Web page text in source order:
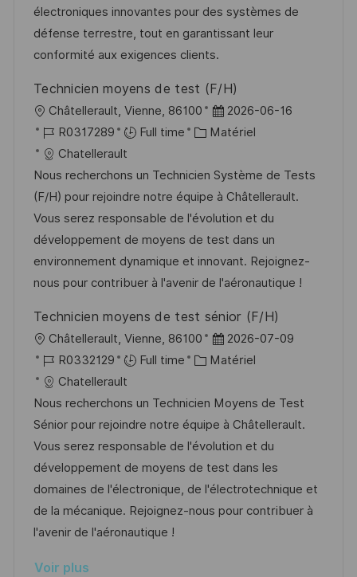
a
t
i
n
f
f
i
h
a
g
n
c
e
u
p
o
s
t
e
r
i
e
électroniques innovantes pour des systèmes de
défense terrestre, tout en garantissant leur
conformité aux exigences clients.
Technicien moyens de test (F/H)
o
c
a
l
i
s
a
t
o
n
Châtellerault, Vienne, 86100
D
a
e
d
’
a
f
f
c
h
a
e
2026-06-16
R
é
f
é
r
e
n
c
d
u
p
o
s
t
e
R0317289 Full time
C
t
é
g
o
r
i
Matériel
Chatellerault
Nous recherchons un Technicien Système de Tests
(F/H) pour rejoindre notre équipe à Châtellerault.
Vous serez responsable de l'évolution et du
développement de moyens de test dans un
environnement dynamique et innovant. Rejoignez-
nous pour contribuer à l'avenir de l'aéronautique !
Technicien moyens de test sénior (F/H)
o
c
a
l
i
s
a
t
i
Châtellerault, Vienne, 86100
D
a
e
d
’
a
f
f
2026-07-09
R
é
f
é
r
e
n
c
e
R0332129 Full time
C
t
é
g
o
r
i
Matériel
Chatellerault
Nous recherchons un Technicien Moyens de Test
Sénior pour rejoindre notre équipe à Châtellerault.
Vous serez responsable de l'évolution et du
développement de moyens de test dans les
domaines de l'électronique, de l'électrotechnique et
de la mécanique. Rejoignez-nous pour contribuer à
l'avenir de l'aéronautique !
Voir plus